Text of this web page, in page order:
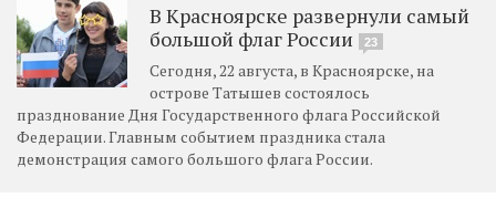
В Красноярске развернули самый
большой флаг России
23
Сегодня, 22 августа, в Красноярске, на
острове Татышев состоялось
празднование Дня Государственного флага Российской
Федерации. Главным событием праздника стала
демонстрация самого большого флага России.